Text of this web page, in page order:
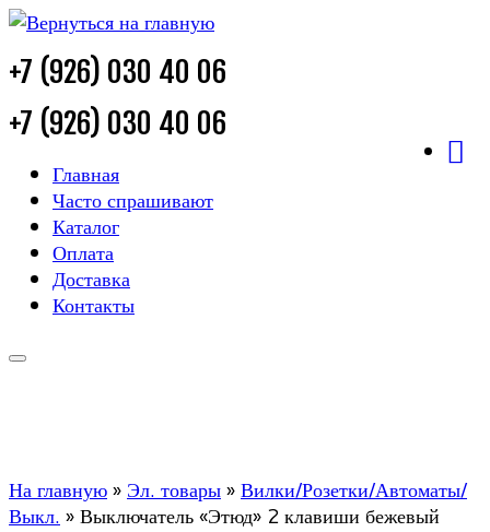
+7 (926) 030 40 06
+7 (926) 030 40 06
Главная
Часто спрашивают
Каталог
Оплата
Доставка
Контакты
На главную» Эл. товары»Вилки/Розетки/Автоматы/
Выкл. »Выключатель «Этюд» 2 клавиши бежевый